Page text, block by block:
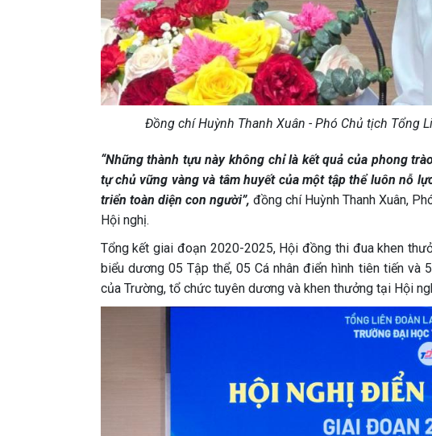
Đồng chí Huỳnh Thanh Xuân - Phó Chủ tịch Tổng
“Những thành tựu này không chỉ là kết quả của phong
tự chủ vững vàng và tâm huyết của một tập thể luôn nỗ
triển toàn diện con người”, đồng chí Huỳnh Thanh Xuân,
Hội nghị.
Tổng kết giai đoạn 2020-2025, Hội đồng thi đua khen
biểu dương 05 Tập thể, 05 Cá nhân điển hình tiên tiến
của Trường, tổ chức tuyên dương và khen thưởng tại Hội